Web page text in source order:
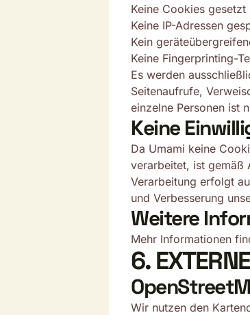
Keine Cookies gesetzt
Keine IP-Adressen
Kein
Keine Fingerprinting-
Es werden
Seitenaufrufe,
einzelne Personen ist
Keine
Da Umami keine
verarbeitet, ist gemäß
Verarbeitung erfolgt
und Verbesserung
Weitere
Mehr Informationen
6.
Wir nutzen den